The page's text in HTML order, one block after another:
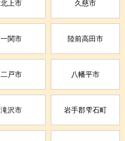
北上市 久慈市
一関市 陸前高田市
二戸市 八幡平市
滝沢市 岩手郡雫石町